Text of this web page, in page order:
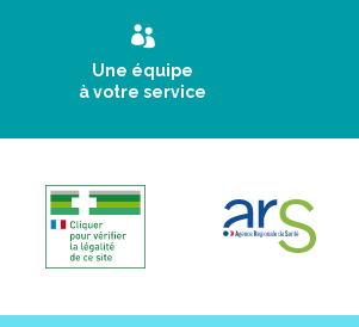
Une équipe
à votre service